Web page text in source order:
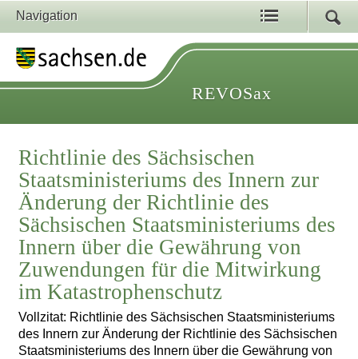
Navigation
REVOSax
Richtlinie des Sächsischen
Staatsministeriums des Innern zur
Änderung der Richtlinie des
Sächsischen Staatsministeriums des
Innern über die Gewährung von
Zuwendungen für die Mitwirkung
im Katastrophenschutz
Vollzitat: Richtlinie des Sächsischen Staatsministeriums
des Innern zur Änderung der Richtlinie des Sächsischen
Staatsministeriums des Innern über die Gewährung von